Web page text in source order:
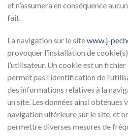
et n’assumera en conséquence
fait.
La navigation sur le sitewww.j-
provoquer l’installation de
l’utilisateur. Un cookie est un
permet pas l’identification de
des informations relatives à la
un site. Les données ainsi obtenues
navigation ultérieure sur le site, et
permettre diverses mesures de